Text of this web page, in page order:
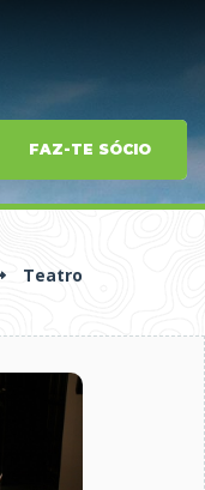
FAZ-TE SÓCIO
Teatro